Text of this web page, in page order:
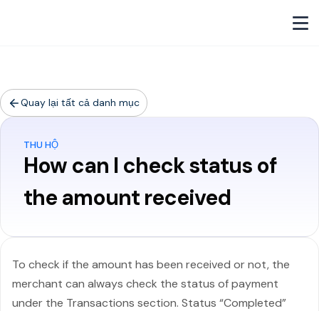
Quay lại tất cả danh mục
THU HỘ
How can I check status of
the amount received
To check if the amount has been received or not, the
merchant can always check the status of payment
under the Transactions section. Status “Completed”